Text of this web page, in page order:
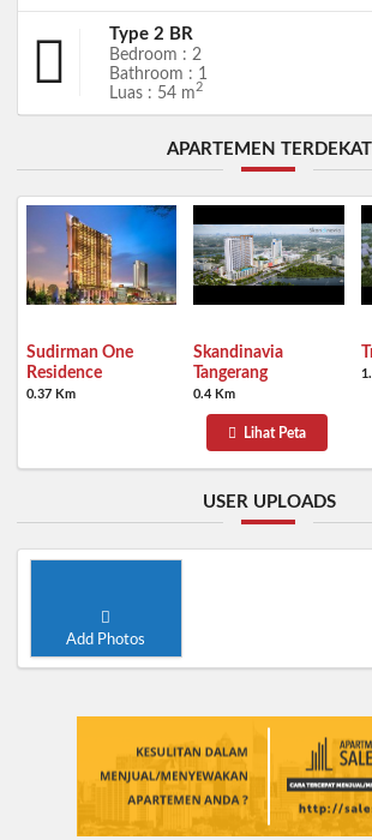
Type 2 BR
Bedroom : 2
Bathroom : 1
Luas : 54 m2
APARTEMEN TERDEKAT
Sudirman One
Residence
0.37 Km
Skandinavia
Tangerang
0.4 Km
Lihat Peta
USER UPLOADS
Add Photos